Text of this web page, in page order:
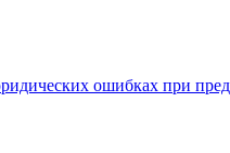
ошибках при